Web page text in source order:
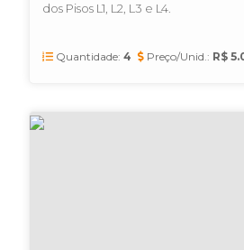
dos Pisos L1, L2, L3 e L4.
Quantidade: 4 Preço/Unid.: R$